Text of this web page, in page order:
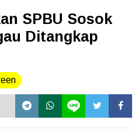
SPBU Sosok
Ditangkap